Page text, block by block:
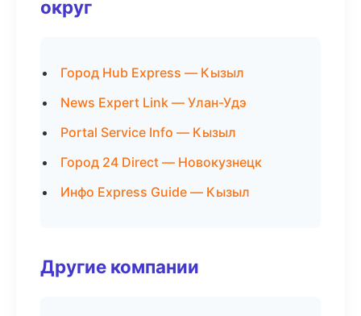
округ
Город Hub Express — Кызыл
News Expert Link — Улан-Удэ
Portal Service Info — Кызыл
Город 24 Direct — Новокузнецк
Инфо Express Guide — Кызыл
Другие компании